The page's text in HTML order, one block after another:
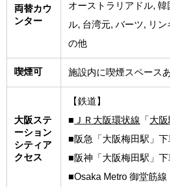
両替カウ
ンター
オーストラリアドル, 韓
ル, 台湾元, バーツ, リ
の他
喫煙可 施設内に喫煙スペース
大阪ステ
ーション
シティア
クセス
【鉄道】
■ ＪＲ大阪環状線 「 大阪
■阪急「大阪梅田駅」下
■阪神「大阪梅田駅」下
■Osaka Metro 御堂筋